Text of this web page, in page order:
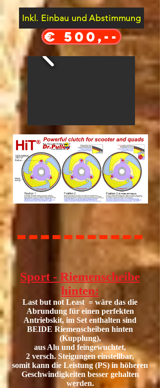
Inkl. Einbau und Abstimmung
€ 500,--
Sport - Riemenscheibe
hinten:
Last but not Least = wäre das die
Abrundung für einen perfekten
Antriebskit, im Set enthalten sind
BEIDE Riemenscheiben hinten
(Kupplung),
aus Alu und feingewuchtet,
2 versch. Steigungen einstellbar,
somit kann die Leistung (PS) in höheren
Geschwindigkeiten besser gehalten
werden.